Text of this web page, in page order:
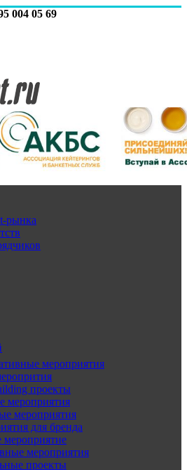
004 05 69
рынка
мероприятия
проекты
мероприятия
мероприятия
для бренда
мероприятие
мероприятия
проекты